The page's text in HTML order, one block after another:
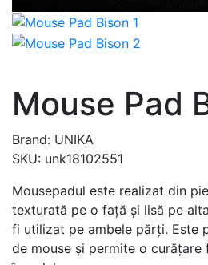
Mouse Pad
Brand: UNIKA
SKU: unk18102551
Mousepadul este realizat din
texturată pe o față și lisă pe
fi utilizat pe ambele părți. Este
de mouse și permite o